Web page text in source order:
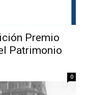
Premio
Patrimonio
0